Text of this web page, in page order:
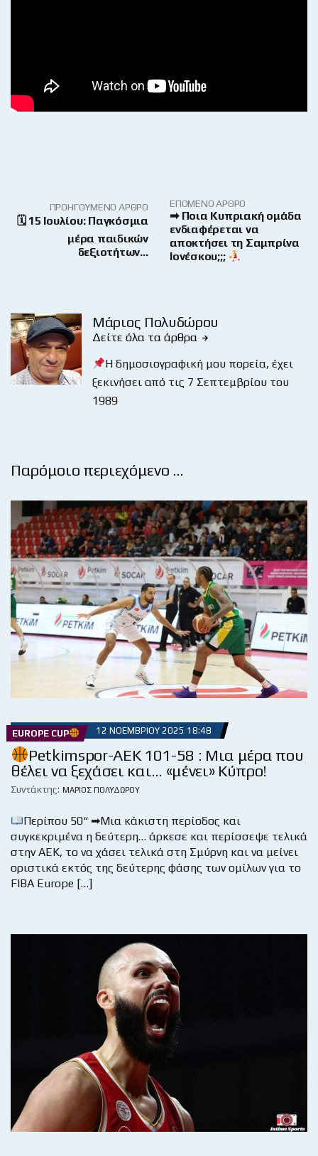
ΠΡΟΗΓΟΎΜΕΝΟ ΆΡΘΡΟ
🗓 15 Ιουλίου: Παγκόσμια
μέρα παιδικών
δεξιοτήτων…
ΕΠΌΜΕΝΟ ΆΡΘΡΟ
➡ Ποια Κυπριακή ομάδα
ενδιαφέρεται να
αποκτήσει τη Σαμπρίνα
Ιονέσκου;;;
Μάριος Πολυδώρου
Δείτε όλα τα άρθρα
Η δημοσιογραφική μου πορεία, έχει
ξεκινήσει από τις 7 Σεπτεμβρίου του
1989
Παρόμοιο περιεχόμενο …
EUROPE CUP 12 ΝΟΕΜΒΡΊΟΥ 2025 18:48
Petkimspor-AEK 101-58 : Μια μέρα που
θέλει να ξεχάσει και… «μένει» Κύπρο!
Συντάκτης: ΜΆΡΙΟΣ ΠΟΛΥΔΏΡΟΥ
Περίπου 50“ ➡Μια κάκιστη περίοδος και
συγκεκριμένα η δεύτερη… άρκεσε και περίσσεψε τελικά
στην ΑΕΚ, το να χάσει τελικά στη Σμύρνη και να μείνει
οριστικά εκτός της δεύτερης φάσης των ομίλων για το
FIBA Europe […]